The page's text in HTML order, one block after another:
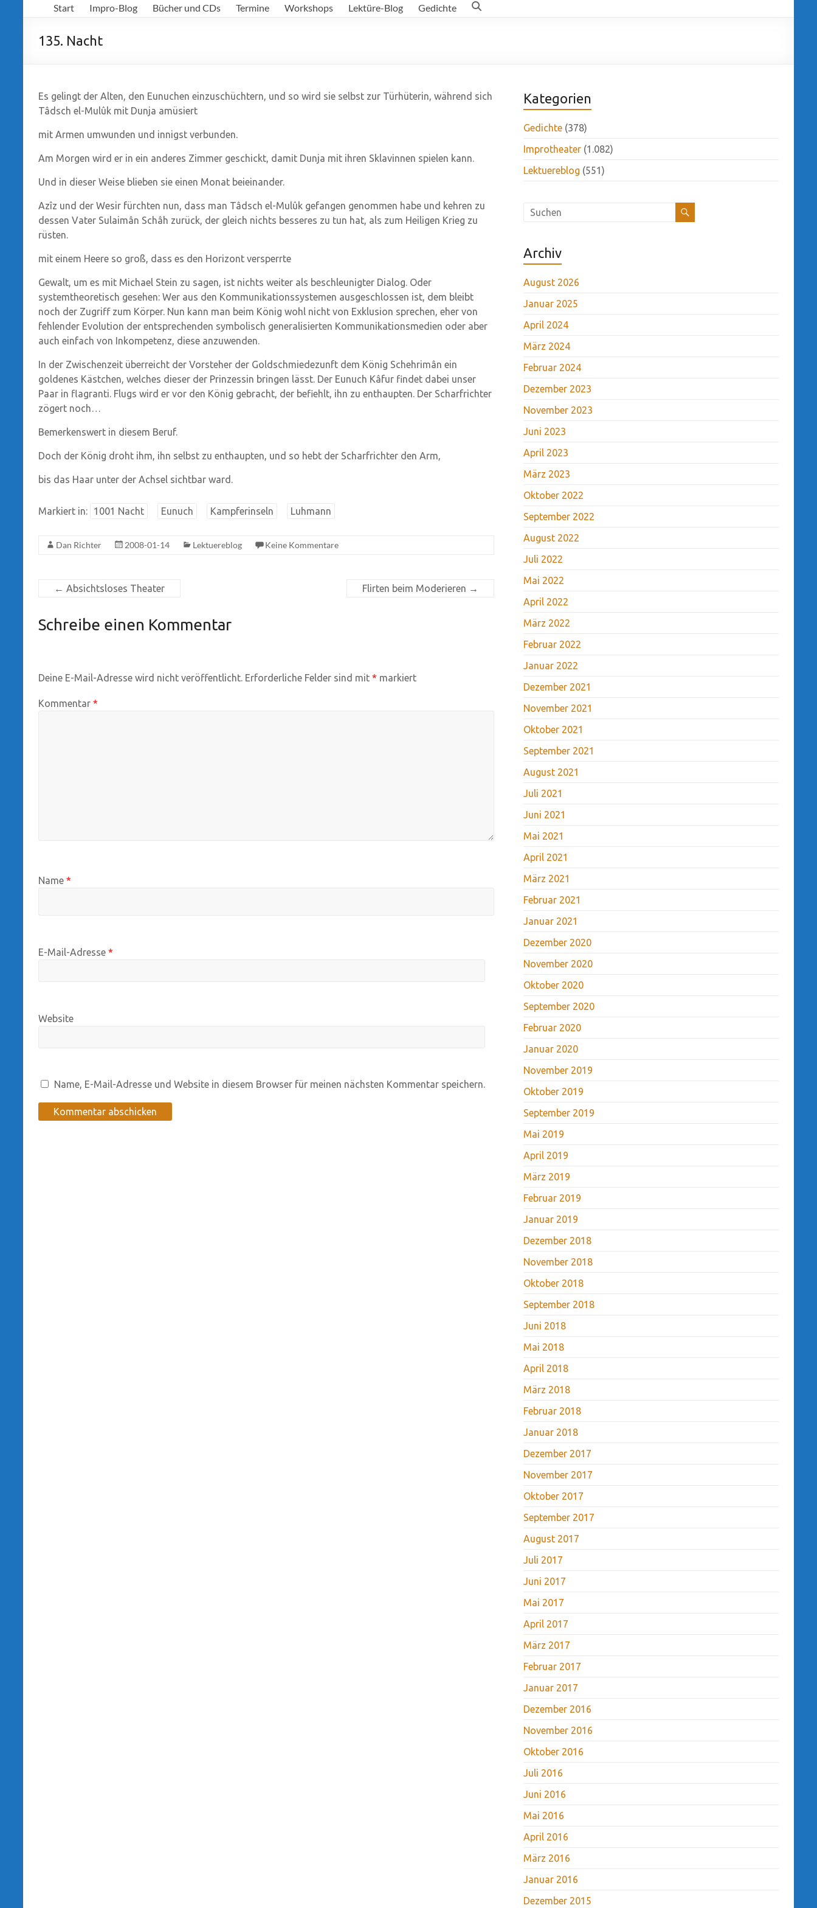
Richter
Start Impro-Blog Bücher und CDs Termine Workshops Lektüre-Blog Gedichte
135. Nacht
Es gelingt der Alten, den Eunuchen einzuschüchtern, und so wird sie selbst zur Türhüterin, während sich
Tâdsch el-Mulûk mit Dunja amüsiert
mit Armen umwunden und innigst verbunden.
Am Morgen wird er in ein anderes Zimmer geschickt, damit Dunja mit ihren Sklavinnen spielen kann.
Und in dieser Weise blieben sie einen Monat beieinander.
Azîz und der Wesir fürchten nun, dass man Tâdsch el-Mulûk gefangen genommen habe und kehren zu
dessen Vater Sulaimân Schâh zurück, der gleich nichts besseres zu tun hat, als zum Heiligen Krieg zu
rüsten.
mit einem Heere so groß, dass es den Horizont versperrte
Gewalt, um es mit Michael Stein zu sagen, ist nichts weiter als beschleunigter Dialog. Oder
systemtheoretisch gesehen: Wer aus den Kommunikationssystemen ausgeschlossen ist, dem bleibt
noch der Zugriff zum Körper. Nun kann man beim König wohl nicht von Exklusion sprechen, eher von
fehlender Evolution der entsprechenden symbolisch generalisierten Kommunikationsmedien oder aber
auch einfach von Inkompetenz, diese anzuwenden.
In der Zwischenzeit überreicht der Vorsteher der Goldschmiedezunft dem König Schehrimân ein
goldenes Kästchen, welches dieser der Prinzessin bringen lässt. Der Eunuch Kâfur findet dabei unser
Paar in flagranti. Flugs wird er vor den König gebracht, der befiehlt, ihn zu enthaupten. Der Scharfrichter
zögert noch…
Bemerkenswert in diesem Beruf.
Doch der König droht ihm, ihn selbst zu enthaupten, und so hebt der Scharfrichter den Arm,
bis das Haar unter der Achsel sichtbar ward.
Markiert in: 1001 Nacht Eunuch Kampferinseln Luhmann
Dan Richter 2008-01-14 Lektuereblog Keine Kommentare
← Absichtsloses Theater Flirten beim Moderieren →
Schreibe einen Kommentar
Deine E-Mail-Adresse wird nicht veröffentlicht. Erforderliche Felder sind mit * markiert
Kommentar *
Name *
E-Mail-Adresse *
Website
Name, E-Mail-Adresse und Website in diesem Browser für meinen nächsten Kommentar speichern.
Kategorien
Gedichte (378)
Improtheater (1.082)
Lektuereblog (551)
Archiv
August 2026
Januar 2025
April 2024
März 2024
Februar 2024
Dezember 2023
November 2023
Juni 2023
April 2023
März 2023
Oktober 2022
September 2022
August 2022
Juli 2022
Mai 2022
April 2022
März 2022
Februar 2022
Januar 2022
Dezember 2021
November 2021
Oktober 2021
September 2021
August 2021
Juli 2021
Juni 2021
Mai 2021
April 2021
März 2021
Februar 2021
Januar 2021
Dezember 2020
November 2020
Oktober 2020
September 2020
Februar 2020
Januar 2020
November 2019
Oktober 2019
September 2019
Mai 2019
April 2019
März 2019
Februar 2019
Januar 2019
Dezember 2018
November 2018
Oktober 2018
September 2018
Juni 2018
Mai 2018
April 2018
März 2018
Februar 2018
Januar 2018
Dezember 2017
November 2017
Oktober 2017
September 2017
August 2017
Juli 2017
Juni 2017
Mai 2017
April 2017
März 2017
Februar 2017
Januar 2017
Dezember 2016
November 2016
Oktober 2016
Juli 2016
Juni 2016
Mai 2016
April 2016
März 2016
Januar 2016
Dezember 2015